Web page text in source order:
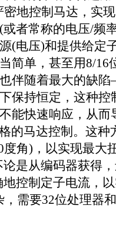
地控制马达，实
称的电压/频率
(电压)和提供给定
简单，甚至用8/16
伴随着最大的缺
保持恒定，这种
不能快速响应，
的马达控制。这
角)，以实现最大
是从编码器获得
地控制定子电流
，需要32位处理器